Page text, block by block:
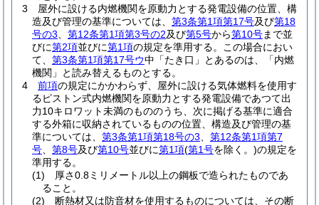
3
屋外に設ける内燃機関を原動力とする発電設備の位置、構
造及び管理の基準については、 第3条第1項第17号及び第18
号の3
第12条第1項第3号の2及び第5号から第10号まで並
びに第2項並びに第1項の規定を準用する。
この場合におい
て、 第3条第1項第17号ウ中「たき口」とあるのは、「内燃
機関」と読み替えるものとする。
4
前項の規定にかかわらず、屋外に設ける気体燃料を使用す
るピストン式内燃機関を原動力とする発電設備であつて出
力10キロワット未満のもののうち、次に掲げる基準に適合
する外箱に収納されているものの位置、構造及び管理の基
準については、 第3条第1項第18号の3
第12条第1項第7
号
第8号及び第10号並びに第1項(第1号を除く。)の規定を
準用する。
(1)
厚さ0.8ミリメートル以上の鋼板で造られたものであ
ること。
(2)
断熱材又は防音材を使用するものについては、その断